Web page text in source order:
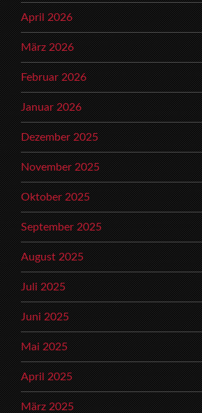
April 2026
März 2026
Februar 2026
Januar 2026
Dezember 2025
November 2025
Oktober 2025
September 2025
August 2025
Juli 2025
Juni 2025
Mai 2025
April 2025
März 2025